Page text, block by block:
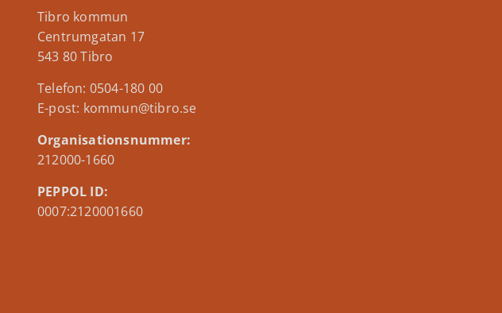
Tibro kommun
Centrumgatan 17
543 80 Tibro
Telefon: 0504-180 00
E-post: kommun@tibro.se
Organisationsnummer:
212000-1660
PEPPOL ID:
0007:2120001660